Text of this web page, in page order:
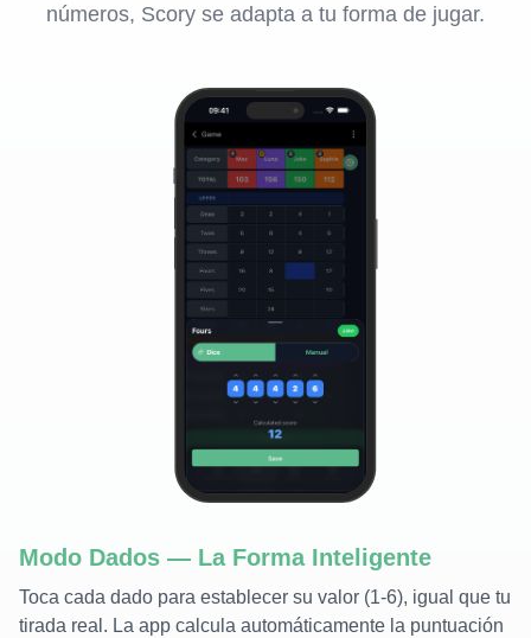
números, Scory se adapta a tu forma de jugar.
Modo Dados — La Forma Inteligente
Toca cada dado para establecer su valor (1-6), igual que tu
tirada real. La app calcula automáticamente la puntuación